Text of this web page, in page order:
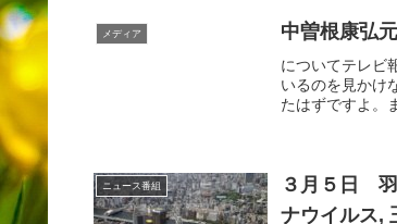
メディア 中曽根康弘
についてテレビ
いるのを見かけ
たはずですよ。
ニュース番組
３月５日